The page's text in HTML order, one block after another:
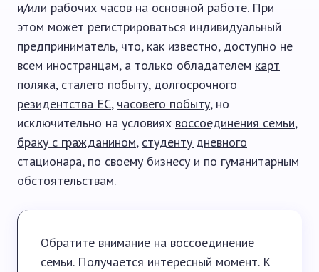
и/или рабочих часов на основной работе. При
этом может регистрироваться индивидуальный
предприниматель, что, как известно, доступно не
всем иностранцам, а только обладателем карт
поляка, сталего побыту, долгосрочного
резидентства ЕС, часовего побыту, но
исключительно на условиях воссоединения семьи,
браку с гражданином, студенту дневного
стационара, по своему бизнесу и по гуманитарным
обстоятельствам.
Обратите внимание на воссоединение
семьи. Получается интересный момент. К